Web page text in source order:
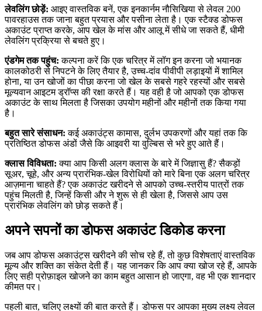
लेवलिंग छोड़ें: आइए वास्तविक बनें, एक इनकार्नम नौसिखिया से लेवल 200
पावरहाउस तक जाना बहुत प्रयास और पसीना लेता है। एक स्टैक्ड डोफस
अकाउंट प्राप्त करके, आप खेल के मांस और आलू में सीधे जा सकते हैं, धीमी
लेवलिंग प्रक्रिया से बचते हुए।
एंडगेम तक पहुंच:कल्पना करें कि एक चरित्र में लॉग इन करना जो भयानक
कालकोठरी से निपटने के लिए तैयार है, उच्च-दांव पीवीपी लड़ाइयों में शामिल
होना, या उन खोजों का पीछा करना जो खेल के सबसे गहरे रहस्यों और सबसे
मूल्यवान आइटम ड्रॉप्स की रक्षा करते हैं। यह वही है जो आपको एक डोफस
अकाउंट के साथ मिलता है जिसका उपयोग महीनों और महीनों तक किया गया
है।
बहुत सारे संसाधन: कई अकाउंट्स कामास, दुर्लभ उपकरणों और यहां तक कि
प्रतिष्ठित डोफस अंडों जैसे कि आइवरी या वुल्बिस से भरे हुए आते हैं।
क्लास विविधता:क्या आप किसी अलग क्लास के बारे में जिज्ञासु हैं? सैकड़ों
सूअर, चूहे, और अन्य प्रारंभिक-खेल विरोधियों को मारे बिना एक अलग चरित्र
आज़माना चाहते हैं? एक अकाउंट खरीदने से आपको उच्च-स्तरीय पात्रों तक
पहुंच मिलती है, जिन्हें किसी और ने शुरू से ही खेला है, जिससे आप उस
प्रारंभिक लेवलिंग को छोड़ सकते हैं।
अपने सपनों का डोफस अकाउंट डिकोड करना
जब आप डोफस अकाउंट्स खरीदने की सोच रहे हैं, तो कुछ विशेषताएं वास्तविक
मूल्य और शक्ति का संकेत देती हैं। यह जानकर कि आप क्या खोज रहे हैं, आपके
लिए सही प्रोफ़ाइल खोजने का काम बहुत आसान हो जाएगा, वह भी एक शानदार
कीमत पर।
पहली बात, चलिए लक्ष्यों की बात करते हैं। डोफस पर आपका मुख्य लक्ष्य लेवल